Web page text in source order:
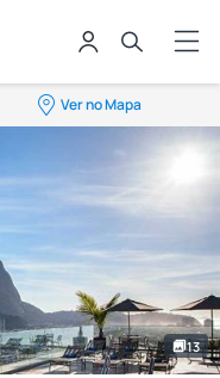
Ver no Mapa
13